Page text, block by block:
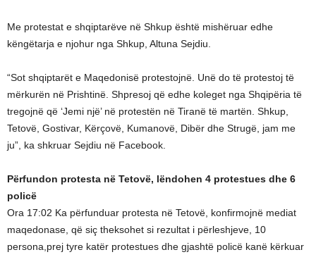
Me protestat e shqiptarëve në Shkup është mishëruar edhe
këngëtarja e njohur nga Shkup, Altuna Sejdiu.
“Sot shqiptarët e Maqedonisë protestojnë. Unë do të protestoj të
mërkurën në Prishtinë. Shpresoj që edhe koleget nga Shqipëria të
tregojnë që ‘Jemi një’ në protestën në Tiranë të martën. Shkup,
Tetovë, Gostivar, Kërçovë, Kumanovë, Dibër dhe Strugë, jam me
ju”, ka shkruar Sejdiu në Facebook.
Përfundon protesta në Tetovë, lëndohen 4 protestues dhe 6
policë
Ora 17:02 Ka përfunduar protesta në Tetovë, konfirmojnë mediat
maqedonase, që siç theksohet si rezultat i përleshjeve, 10
persona,prej tyre katër protestues dhe gjashtë policë kanë kërkuar